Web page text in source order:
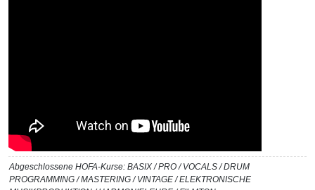
Abgeschlossene HOFA-Kurse: BASIX / PRO / VOCALS / DRUM
PROGRAMMING / MASTERING / VINTAGE / ELEKTRONISCHE